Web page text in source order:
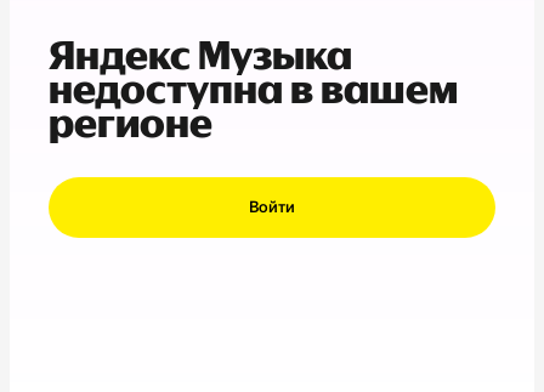
Яндекс Музыка
недоступна в вашем
регионе
Войти